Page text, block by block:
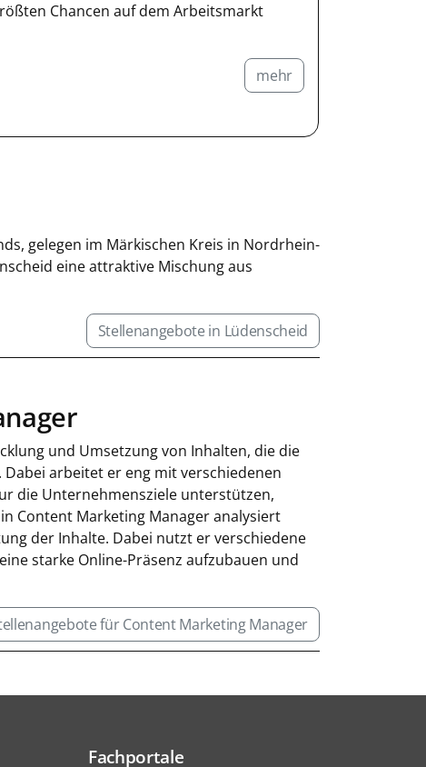
Chancen auf dem Arbeitsmarkt
mehr
gelegen im Märkischen Kreis in Nordrhein-
eine attraktive Mischung aus
Stellenangebote in Lüdenscheid
und Umsetzung von Inhalten, die die
arbeitet er eng mit verschiedenen
die Unternehmensziele unterstützen,
Content Marketing Manager analysiert
der Inhalte. Dabei nutzt er verschiedene
starke Online-Präsenz aufzubauen und
für Content Marketing Manager
Fachportale